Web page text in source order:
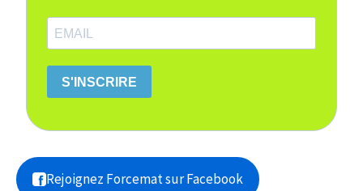
S'INSCRIRE
Rejoignez Forcemat sur Facebook